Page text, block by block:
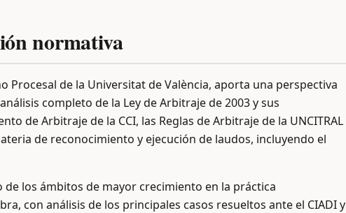
normativa
Procesal de la Universitat de València, aporta una perspectiva
completo de la Ley de Arbitraje de 2003 y sus
de Arbitraje de la CCI, las Reglas de Arbitraje de la UNCITRAL
de reconocimiento y ejecución de laudos, incluyendo el
los ámbitos de mayor crecimiento en la práctica
con análisis de los principales casos resueltos ante el CIADI y